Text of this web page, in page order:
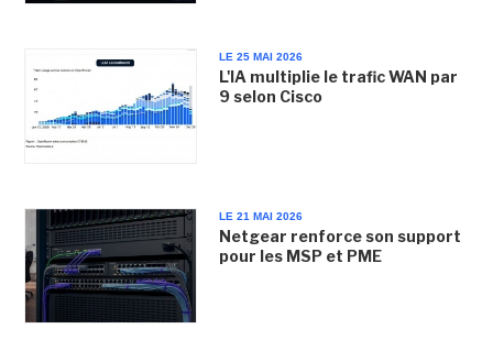
LE 25 MAI 2026
L'IA multiplie le trafic WAN par
9 selon Cisco
LE 21 MAI 2026
Netgear renforce son support
pour les MSP et PME